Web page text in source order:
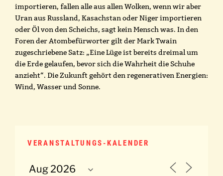
importieren, fallen alle aus allen Wolken, wenn wir aber
Uran aus Russland, Kasachstan oder Niger importieren
oder Öl von den Scheichs, sagt kein Mensch was. In den
Foren der Atombefürworter gilt der Mark Twain
zugeschriebene Satz: „Eine Lüge ist bereits dreimal um
die Erde gelaufen, bevor sich die Wahrheit die Schuhe
anzieht“. Die Zukunft gehört den regenerativen Energien:
Wind, Wasser und Sonne.
VERANSTALTUNGS-KALENDER